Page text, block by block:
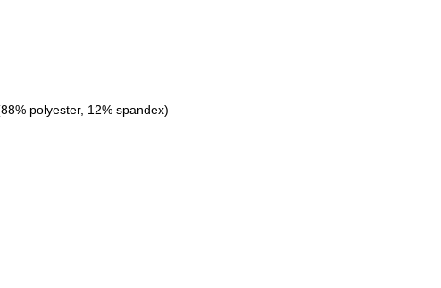
polyester, 12% spandex)